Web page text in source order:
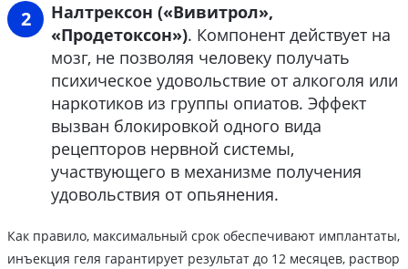
Налтрексон («Вивитрол»,
«Продетоксон»). Компонент действует на
мозг, не позволяя человеку получать
психическое удовольствие от алкоголя или
наркотиков из группы опиатов. Эффект
вызван блокировкой одного вида
рецепторов нервной системы,
участвующего в механизме получения
удовольствия от опьянения.
Как правило, максимальный срок обеспечивают имплантаты,
инъекция геля гарантирует результат до 12 месяцев, раствор